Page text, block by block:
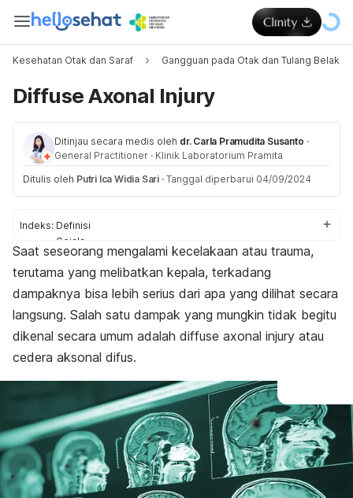
Kesehatan Otak dan Saraf Gangguan pada Otak dan Tulang
Diffuse Axonal Injury
Ditinjau secara medis oleh dr. Carla Pramudita Susanto ·
General Practitioner · Klinik Laboratorium Pramita
Ditulis oleh Putri Ica Widia Sari · Tanggal diperbarui 04/09/2024
Indeks: Definisi
Gejala
Penyebab
Diagnosis
Pengobatan
Saat seseorang mengalami kecelakaan atau trauma,
terutama yang melibatkan kepala, terkadang
dampaknya bisa lebih serius dari apa yang dilihat secara
langsung. Salah satu dampak yang mungkin tidak begitu
dikenal secara umum adalah diffuse axonal injury atau
cedera aksonal difus.